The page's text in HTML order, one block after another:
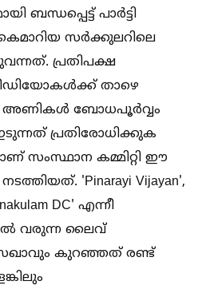
ബന്ധപ്പെട്ട് പാര്‍ട്ടി
സര്‍ക്കുലറിലെ
പ്രതിപക്ഷ
താഴെ
ബോധപൂര്‍വ്വം
പ്രതിരോധിക്കുക
സംസ്ഥാന കമ്മിറ്റി ഈ
'Pinarayi Vijayan',
DC' എന്നീ
വരുന്ന ലൈവ്
കുറഞ്ഞത് രണ്ട്